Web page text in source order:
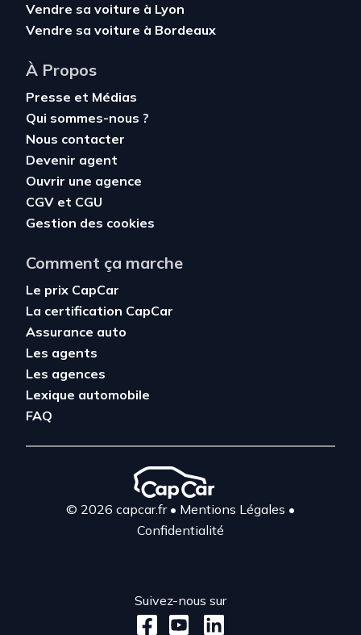
Vendre sa voiture à Lyon
Vendre sa voiture à Bordeaux
À Propos
Presse et Médias
Qui sommes-nous ?
Nous contacter
Devenir agent
Ouvrir une agence
CGV et CGU
Gestion des cookies
Comment ça marche
Le prix CapCar
La certification CapCar
Assurance auto
Les agents
Les agences
Lexique automobile
FAQ
© 2026 capcar.fr• Mentions Légales •
Confidentialité
Suivez-nous sur